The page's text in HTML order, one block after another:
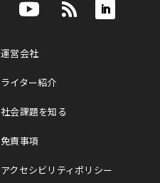
運営会社
ライター紹介
社会課題を知る
免責事項
アクセシビリティポリシー